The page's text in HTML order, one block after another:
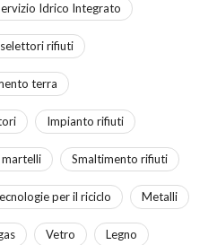
Idrico Integrato
rifiuti
terra
Impianto rifiuti
Smaltimento rifiuti
per il riciclo Metalli
Vetro Legno